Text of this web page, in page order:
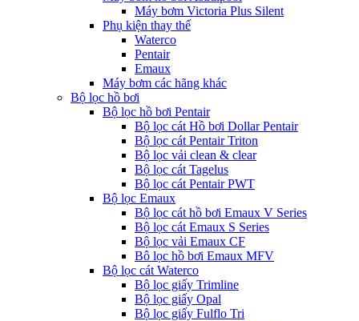
Máy bơm Victoria Plus Silent
Phụ kiện thay thế
Waterco
Pentair
Emaux
Máy bơm các hãng khác
Bộ lọc hồ bơi
Bộ lọc hồ bơi Pentair
Bộ lọc cát Hồ bơi Dollar Pentair
Bộ lọc cát Pentair Triton
Bộ lọc vải clean & clear
Bộ lọc cát Tagelus
Bộ lọc cát Pentair PWT
Bộ lọc Emaux
Bộ lọc cát hồ bơi Emaux V Series
Bộ lọc cát Emaux S Series
Bộ lọc vải Emaux CF
Bô lọc hồ bơi Emaux MFV
Bộ lọc cát Waterco
Bộ lọc giấy Trimline
Bộ lọc giấy Opal
Bộ lọc giấy Fulflo Tri